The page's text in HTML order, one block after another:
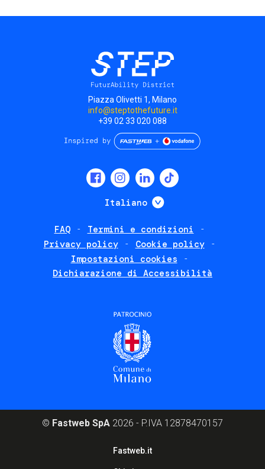
Piazza Olivetti 1, Milano
info@steptothefuture.it
+39 02 33 020 088
Italiano Mostra ulteriori
FAQ
Termini e condizioni
Privacy policy
Cookie policy
Impostazioni cookies
Dichiarazione di Accessibilità
© Fastweb SpA 2026 - P.IVA 12878470157
Fastweb.it